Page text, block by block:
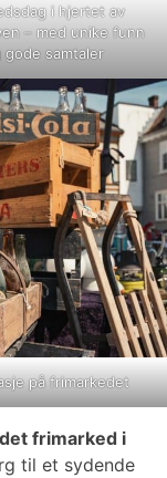
i hjertet av
– med unike funn
gode samtaler
på frimarkedet
frimarked i
til et sydende